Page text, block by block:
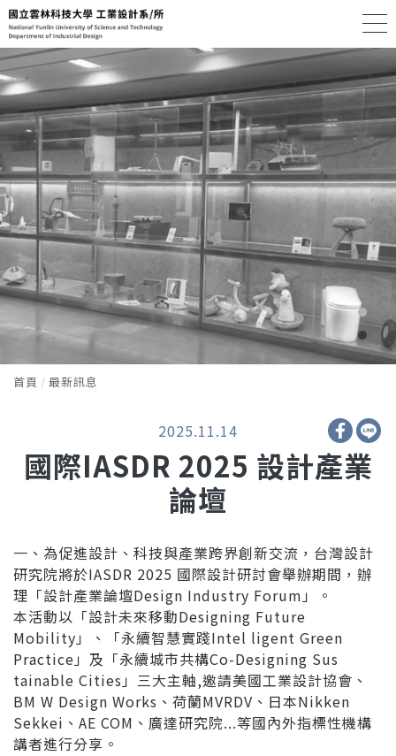
首頁 最新訊息
2025.11.14
國際IASDR 2025 設計產業
論壇
一、為促進設計、科技與產業跨界創新交流，台灣設計
研究院將於IASDR 2025 國際設計研討會舉辦期間，辦
理「設計產業論壇Design Industry Forum」。
本活動以「設計未來移動Designing Future
Mobility」、「永續智慧實踐Intel ligent Green
Practice」及「永續城市共構Co-Designing Sus
tainable Cities」三大主軸,邀請美國工業設計協會、
BM W Design Works、荷蘭MVRDV、日本Nikken
Sekkei、AE COM、廣達研究院...等國內外指標性機構
講者進行分享。